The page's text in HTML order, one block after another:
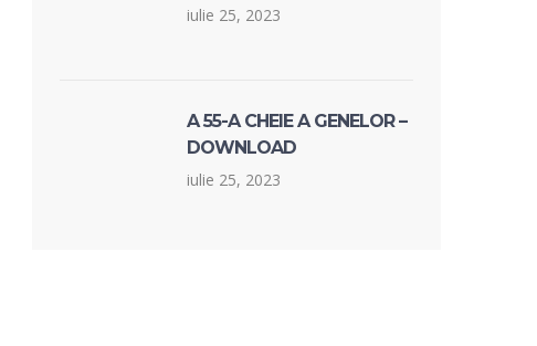
iulie 25, 2023
A 55-A CHEIE A GENELOR –
DOWNLOAD
iulie 25, 2023